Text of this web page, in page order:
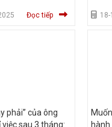
Đọc tiếp
phải” của ông
việc sau 3 tháng: